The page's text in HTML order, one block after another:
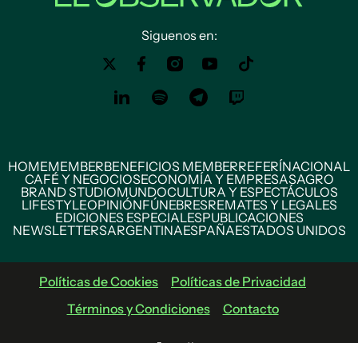
Siguenos en:
HOMEMEMBERBENEFICIOS MEMBERREFERÍNACIONAL
CAFÉ Y NEGOCIOSECONOMÍA Y EMPRESASAGRO
BRAND STUDIOMUNDOCULTURA Y ESPECTÁCULOS
LIFESTYLEOPINIÓNFÚNEBRESREMATES Y LEGALES
EDICIONES ESPECIALESPUBLICACIONES
NEWSLETTERSARGENTINAESPAÑAESTADOS UNIDOS
Políticas de Cookies
Políticas de Privacidad
Términos y Condiciones
Contacto